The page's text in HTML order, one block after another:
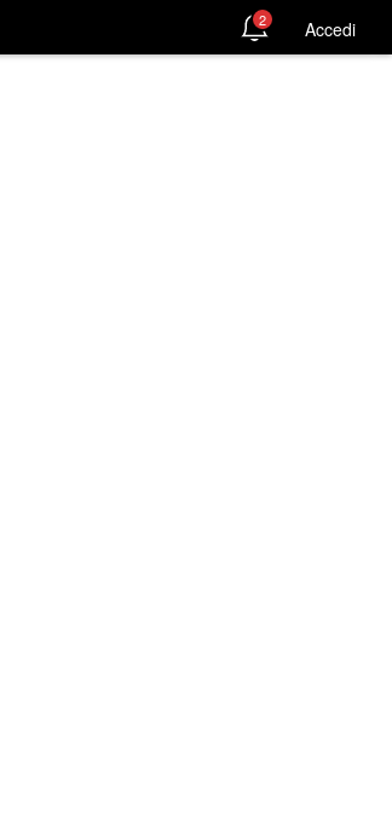
2 Accedi